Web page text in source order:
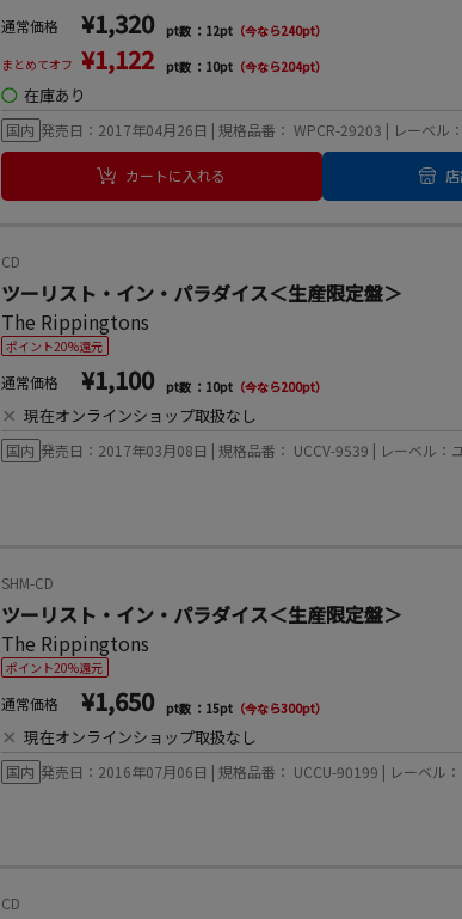
通常価格 ¥1,320 pt数 ：12pt （今なら240pt）
まとめてオフ ¥1,122 pt数 ：10pt （今なら204pt）
◯ 在庫あり
国内 発売日：2017年04月26日 | 規格品番： WPCR-29203 | レーベル
カートに入れる
CD
ツーリスト・イン・パラダイス＜生産限定盤＞
The Rippingtons
ポイント20%還元
通常価格 ¥1,100 pt数 ：10pt （今なら200pt）
× 現在オンラインショップ取扱なし
国内 発売日：2017年03月08日 | 規格品番： UCCV-9539 | レーベル：
SHM-CD
ツーリスト・イン・パラダイス＜生産限定盤＞
The Rippingtons
ポイント20%還元
通常価格 ¥1,650 pt数 ：15pt （今なら300pt）
× 現在オンラインショップ取扱なし
国内 発売日：2016年07月06日 | 規格品番： UCCU-90199 | レーベル
CD